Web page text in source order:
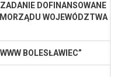
DOFINANSOWANE
WOJEWÓDZTWA
BOLESŁAWIEC”